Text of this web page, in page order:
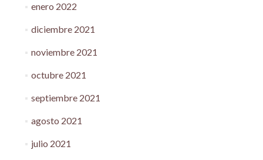
enero 2022
diciembre 2021
noviembre 2021
octubre 2021
septiembre 2021
agosto 2021
julio 2021